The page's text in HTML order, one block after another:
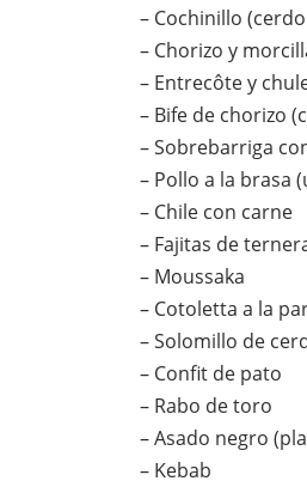
– Cochinillo
– Chorizo y
– Entrecôte y
– Bife de chorizo
– Sobrebarriga
– Pollo a la brasa
– Chile con carne
– Fajitas de
– Moussaka
– Cotoletta a la
– Solomillo de
– Confit de pato
– Rabo de toro
– Asado negro
– Kebab